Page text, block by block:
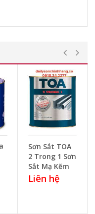
Sơn Sắt TOA
2 Trong 1 Sơn
Sắt Mạ Kẽm
Liên hệ